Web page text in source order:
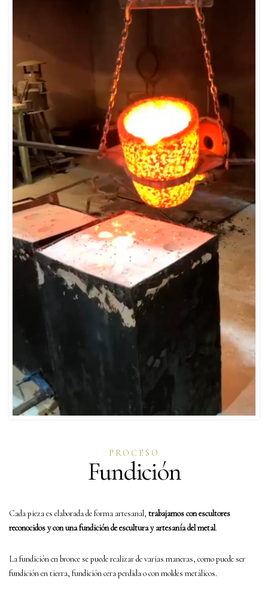
PROCESO
Fundición
Cada pieza es elaborada de forma artesanal, trabajamos con escultores
reconocidos y con una fundición de escultura y artesanía del metal.
La fundición en bronce se puede realizar de varias maneras, como puede ser
fundición en tierra, fundición cera perdida o con moldes metálicos.